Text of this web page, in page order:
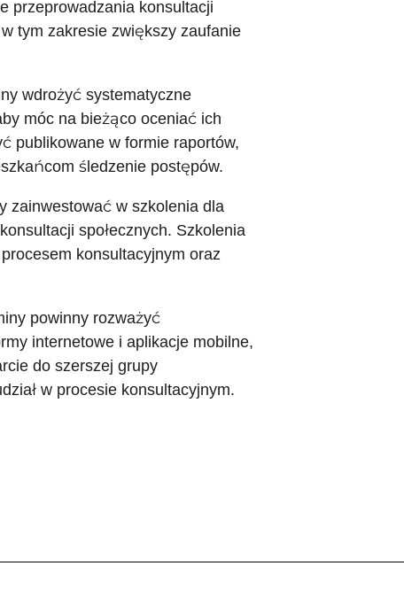
przeprowadzania konsultacji
tym zakresie zwiększy zaufanie
wdrożyć systematyczne
móc na bieżąco oceniać ich
publikowane w formie raportów,
śledzenie postępów.
zainwestować w szkolenia dla
społecznych. Szkolenia
konsultacyjnym oraz
powinny rozważyć
internetowe i aplikacje mobilne,
do szerszej grupy
w procesie konsultacyjnym.